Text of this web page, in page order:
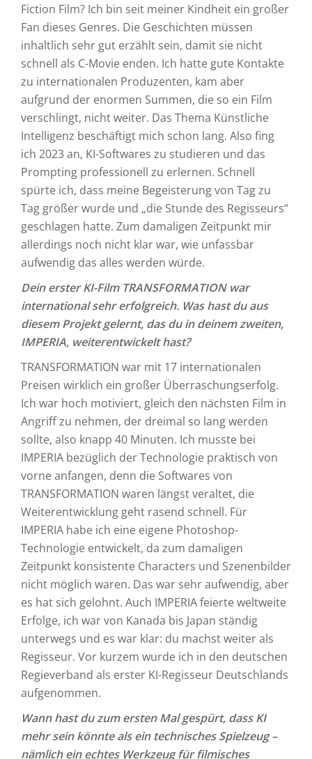
Fiction Film? Ich bin seit meiner Kindheit ein großer
Fan dieses Genres. Die Geschichten müssen
inhaltlich sehr gut erzählt sein, damit sie nicht
schnell als C-Movie enden. Ich hatte gute Kontakte
zu internationalen Produzenten, kam aber
aufgrund der enormen Summen, die so ein Film
verschlingt, nicht weiter. Das Thema Künstliche
Intelligenz beschäftigt mich schon lang. Also fing
ich 2023 an, KI-Softwares zu studieren und das
Prompting professionell zu erlernen. Schnell
spürte ich, dass meine Begeisterung von Tag zu
Tag größer wurde und „die Stunde des Regisseurs“
geschlagen hatte. Zum damaligen Zeitpunkt mir
allerdings noch nicht klar war, wie unfassbar
aufwendig das alles werden würde.
Dein erster KI-Film TRANSFORMATION war
international sehr erfolgreich. Was hast du aus
diesem Projekt gelernt, das du in deinem zweiten,
IMPERIA, weiterentwickelt hast?
TRANSFORMATION war mit 17 internationalen
Preisen wirklich ein großer Überraschungserfolg.
Ich war hoch motiviert, gleich den nächsten Film in
Angriff zu nehmen, der dreimal so lang werden
sollte, also knapp 40 Minuten. Ich musste bei
IMPERIA bezüglich der Technologie praktisch von
vorne anfangen, denn die Softwares von
TRANSFORMATION waren längst veraltet, die
Weiterentwicklung geht rasend schnell. Für
IMPERIA habe ich eine eigene Photoshop-
Technologie entwickelt, da zum damaligen
Zeitpunkt konsistente Characters und Szenenbilder
nicht möglich waren. Das war sehr aufwendig, aber
es hat sich gelohnt. Auch IMPERIA feierte weltweite
Erfolge, ich war von Kanada bis Japan ständig
unterwegs und es war klar: du machst weiter als
Regisseur. Vor kurzem wurde ich in den deutschen
Regieverband als erster KI-Regisseur Deutschlands
aufgenommen.
Wann hast du zum ersten Mal gespürt, dass KI
mehr sein könnte als ein technisches Spielzeug –
nämlich ein echtes Werkzeug für filmisches